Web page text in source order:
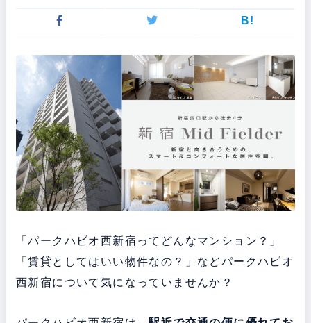
B!
「パークハビオ西新宿ってどんなマンション？」
「賃貸としてはいい物件なの？」などパークハビオ
西新宿について気になっていませんか？